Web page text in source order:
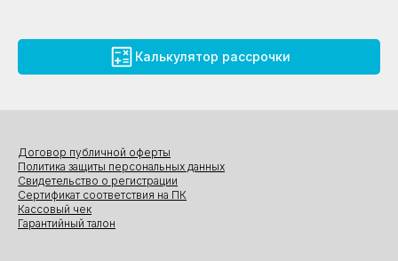
Калькулятор рассрочки
Договор публичной оферты
Политика защиты персональных данных
Свидетельство о регистрации
Сертификат соответствия на ПК
Кассовый чек
Гарантийный талон